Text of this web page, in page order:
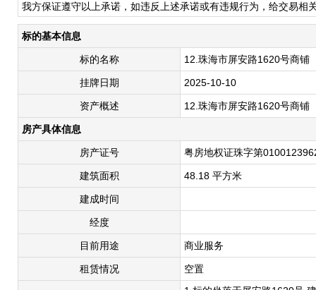
我方保证遵守以上承诺，如违反上述承诺或有违规行为，给交易
标的基本信息
标的名称 12.珠海市屏安路1620号商铺
挂牌日期 2025-10-10
资产概述 12.珠海市屏安路1620号商铺
房产具体信息
房产证号 粤房地权证珠字第
建筑面积 48.18 平方米
建成时间
经度
目前用途 商业服务
租赁情况 空置